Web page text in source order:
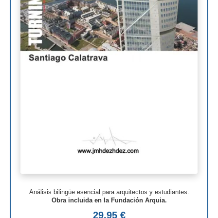
Steven Holl
Henry N. Cobb
I.M. Pei
Zaha Hadid
Análisis bilingüe esencial para arquitectos y estudiantes.
Obra incluida en la Fundación Arquia.
29,95 €